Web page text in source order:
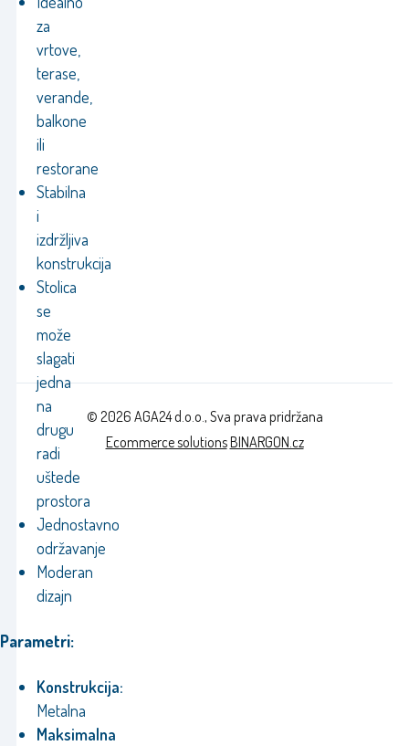
za
vrtove,
terase,
verande,
balkone
ili
restorane
Stabilna
i
izdržljiva
konstrukcija
Stolica
se
može
slagati
jedna
na
drugu
radi
uštede
prostora
Jednostavno
održavanje
Moderan
dizajn
Parametri:
Konstrukcija:
Metalna
Maksimalna
© 2026 AGA24 d.o.o., Sva prava pridržana
Ecommerce solutionsBINARGON.cz